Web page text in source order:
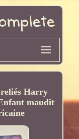
Harry
maudit